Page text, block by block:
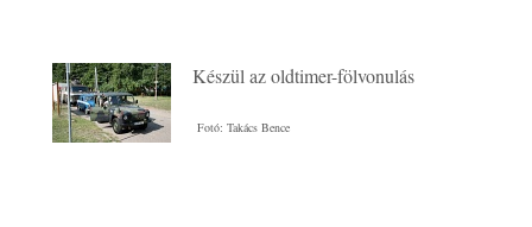
Készül az oldtimer-fölvonulás
Fotó: Takács Bence